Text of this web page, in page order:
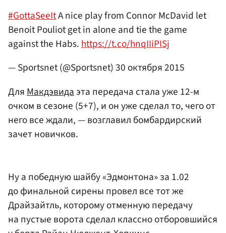
#GottaSeeItA nice play from Connor McDavid let
Benoit Pouliot get in alone and tie the game
against the Habs.https://t.co/hnqIIiPISj
— Sportsnet (@Sportsnet)30 октября 2015
ДляМакдэвидаэта передача стала уже 12-м
очком в сезоне (5+7), и он уже сделал то, чего от
него все ждали, — возглавил бомбардирский
зачет новичков.
Ну а победную шайбу «Эдмонтона» за 1.02
до финальной сирены провел все тот же
Драйзайтль, которому отменную передачу
на пустые ворота сделал классно отборовшийся